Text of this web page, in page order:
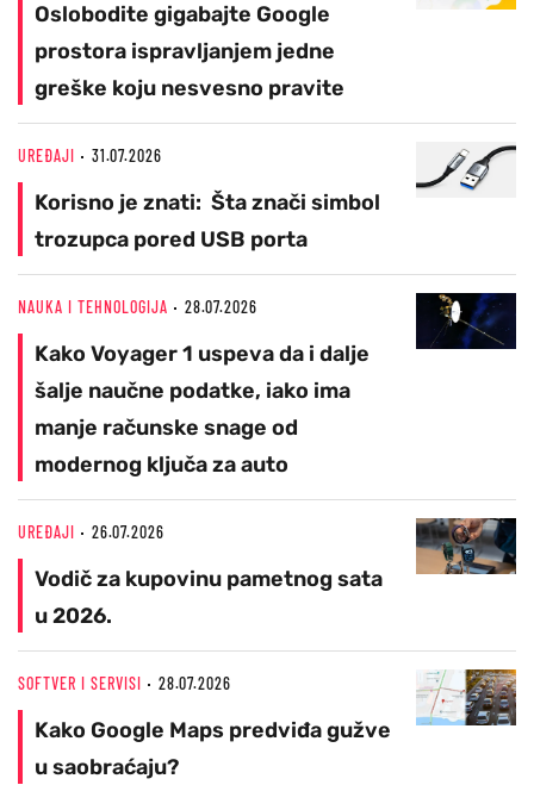
Oslobodite gigabajte Google
prostora ispravljanjem jedne
greške koju nesvesno pravite
UREĐAJI 31.07.2026
Korisno je znati: Šta znači simbol
trozupca pored USB porta
NAUKA I TEHNOLOGIJA 28.07.2026
Kako Voyager 1 uspeva da i dalje
šalje naučne podatke, iako ima
manje računske snage od
modernog ključa za auto
UREĐAJI 26.07.2026
Vodič za kupovinu pametnog sata
u 2026.
SOFTVER I SERVISI 28.07.2026
Kako Google Maps predviđa gužve
u saobraćaju?